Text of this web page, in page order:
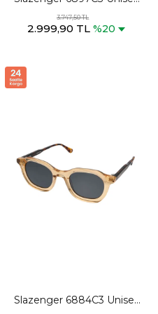
Çoklu Renk Güneş Gözlüğü
3.747,50 TL
2.999,90 TL %20
Slazenger 6884C3 Unisex